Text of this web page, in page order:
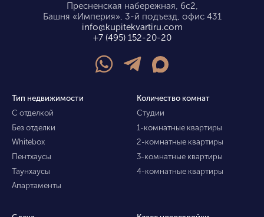
Пресненская набережная, 6с2,
Башня «Империя», 3-й подъезд, офис 431
info@kupitekvartiru.com
+7 (495) 152-20-20
Тип недвижимости
С отделкой
Без отделки
Whitebox
Пентхаусы
Таунхаусы
Апартаменты
Количество комнат
Студии
1-комнатные квартиры
2-комнатные квартиры
3-комнатные квартиры
4-комнатные квартиры